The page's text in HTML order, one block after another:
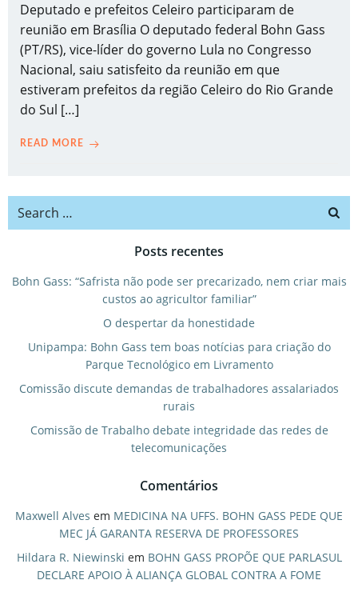
Deputado e prefeitos Celeiro participaram de
reunião em Brasília O deputado federal Bohn Gass
(PT/RS), vice-líder do governo Lula no Congresso
Nacional, saiu satisfeito da reunião em que
estiveram prefeitos da região Celeiro do Rio Grande
do Sul […]
READ MORE
Search
Posts recentes
Bohn Gass: “Safrista não pode ser precarizado, nem criar mais
custos ao agricultor familiar”
O despertar da honestidade
Unipampa: Bohn Gass tem boas notícias para criação do
Parque Tecnológico em Livramento
Comissão discute demandas de trabalhadores assalariados
rurais
Comissão de Trabalho debate integridade das redes de
telecomunicações
Comentários
Maxwell Alves em MEDICINA NA UFFS. BOHN GASS PEDE QUE
MEC JÁ GARANTA RESERVA DE PROFESSORES
Hildara R. Niewinski em BOHN GASS PROPÕE QUE PARLASUL
DECLARE APOIO À ALIANÇA GLOBAL CONTRA A FOME